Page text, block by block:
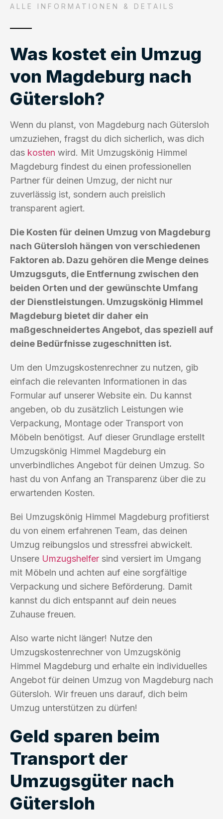
ALLE INFORMATIONEN & DETAILS
Was kostet ein Umzug
von Magdeburg nach
Gütersloh?
Wenn du planst, von Magdeburg nach Gütersloh
umzuziehen, fragst du dich sicherlich, was dich
das kosten wird. Mit Umzugskönig Himmel
Magdeburg findest du einen professionellen
Partner für deinen Umzug, der nicht nur
zuverlässig ist, sondern auch preislich
transparent agiert.
Die Kosten für deinen Umzug von Magdeburg
nach Gütersloh hängen von verschiedenen
Faktoren ab. Dazu gehören die Menge deines
Umzugsguts, die Entfernung zwischen den
beiden Orten und der gewünschte Umfang
der Dienstleistungen. Umzugskönig Himmel
Magdeburg bietet dir daher ein
maßgeschneidertes Angebot, das speziell auf
deine Bedürfnisse zugeschnitten ist.
Um den Umzugskostenrechner zu nutzen, gib
einfach die relevanten Informationen in das
Formular auf unserer Website ein. Du kannst
angeben, ob du zusätzlich Leistungen wie
Verpackung, Montage oder Transport von
Möbeln benötigst. Auf dieser Grundlage erstellt
Umzugskönig Himmel Magdeburg ein
unverbindliches Angebot für deinen Umzug. So
hast du von Anfang an Transparenz über die zu
erwartenden Kosten.
Bei Umzugskönig Himmel Magdeburg profitierst
du von einem erfahrenen Team, das deinen
Umzug reibungslos und stressfrei abwickelt.
Unsere Umzugshelfer sind versiert im Umgang
mit Möbeln und achten auf eine sorgfältige
Verpackung und sichere Beförderung. Damit
kannst du dich entspannt auf dein neues
Zuhause freuen.
Also warte nicht länger! Nutze den
Umzugskostenrechner von Umzugskönig
Himmel Magdeburg und erhalte ein individuelles
Angebot für deinen Umzug von Magdeburg nach
Gütersloh. Wir freuen uns darauf, dich beim
Umzug unterstützen zu dürfen!
Geld sparen beim
Transport der
Umzugsgüter nach
Gütersloh